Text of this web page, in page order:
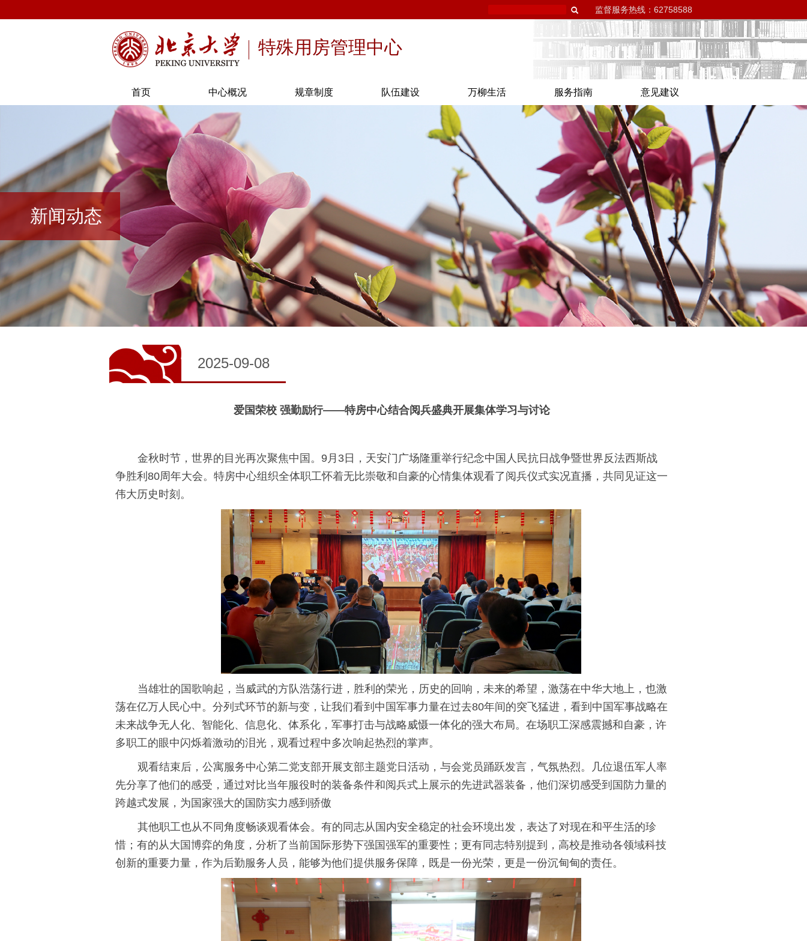
监督服务热线：62758588
特殊用房管理中心
首页 中心概况 规章制度 队伍建设 万柳生活 服务指南 意见建议
新闻动态
2025-09-08
爱国荣校 强勤励行——特房中心结合阅兵盛典开展集体学习与讨论
金秋时节，世界的目光再次聚焦中国。9月3日，天安门广场隆重举行纪念中国人民抗日战争暨世界反法西斯战
争胜利80周年大会。特房中心组织全体职工怀着无比崇敬和自豪的心情集体观看了阅兵仪式实况直播，共同见证这一
伟大历史时刻。
当雄壮的国歌响起，当威武的方队浩荡行进，胜利的荣光，历史的回响，未来的希望，激荡在中华大地上，也激
荡在亿万人民心中。分列式环节的新与变，让我们看到中国军事力量在过去80年间的突飞猛进，看到中国军事战略在
未来战争无人化、智能化、信息化、体系化，军事打击与战略威慑一体化的强大布局。在场职工深感震撼和自豪，许
多职工的眼中闪烁着激动的泪光，观看过程中多次响起热烈的掌声。
观看结束后，公寓服务中心第二党支部开展支部主题党日活动，与会党员踊跃发言，气氛热烈。几位退伍军人率
先分享了他们的感受，通过对比当年服役时的装备条件和阅兵式上展示的先进武器装备，他们深切感受到国防力量的
跨越式发展，为国家强大的国防实力感到骄傲
其他职工也从不同角度畅谈观看体会。有的同志从国内安全稳定的社会环境出发，表达了对现在和平生活的珍
惜；有的从大国博弈的角度，分析了当前国际形势下强国强军的重要性；更有同志特别提到，高校是推动各领域科技
创新的重要力量，作为后勤服务人员，能够为他们提供服务保障，既是一份光荣，更是一份沉甸甸的责任。